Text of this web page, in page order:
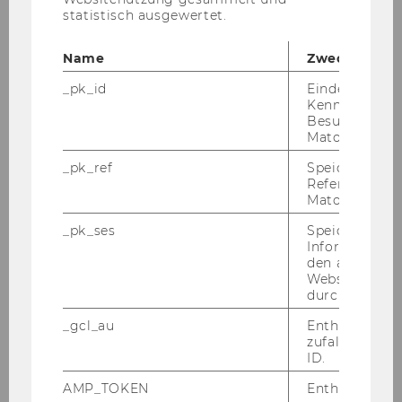
von Men­schen mit Be­hin­de­run­gen dar­ge­stellt
und der je­wei­li­ge In­for­ma­ti­ons­um­fang in den
ein­zel­nen Sek­to­ren.
Ein Weg die­sem In­for­ma­ti­ons­de­fi­zit ent­ge­gen­
zu­wir­ken, kann eine sinn­vol­le Ver­knüp­fung von
statistisch ausgewertet.
Name
Zweck
_pk_id
Eindeutige
Besuchers
Matomo.
_pk_ref
Speicherung
Referrers
Matomo.
_pk_ses
Speicherung
den aktuellen
durch
_gcl_au
Enthält eine
ID.
AMP_TOKEN
Enthält ein